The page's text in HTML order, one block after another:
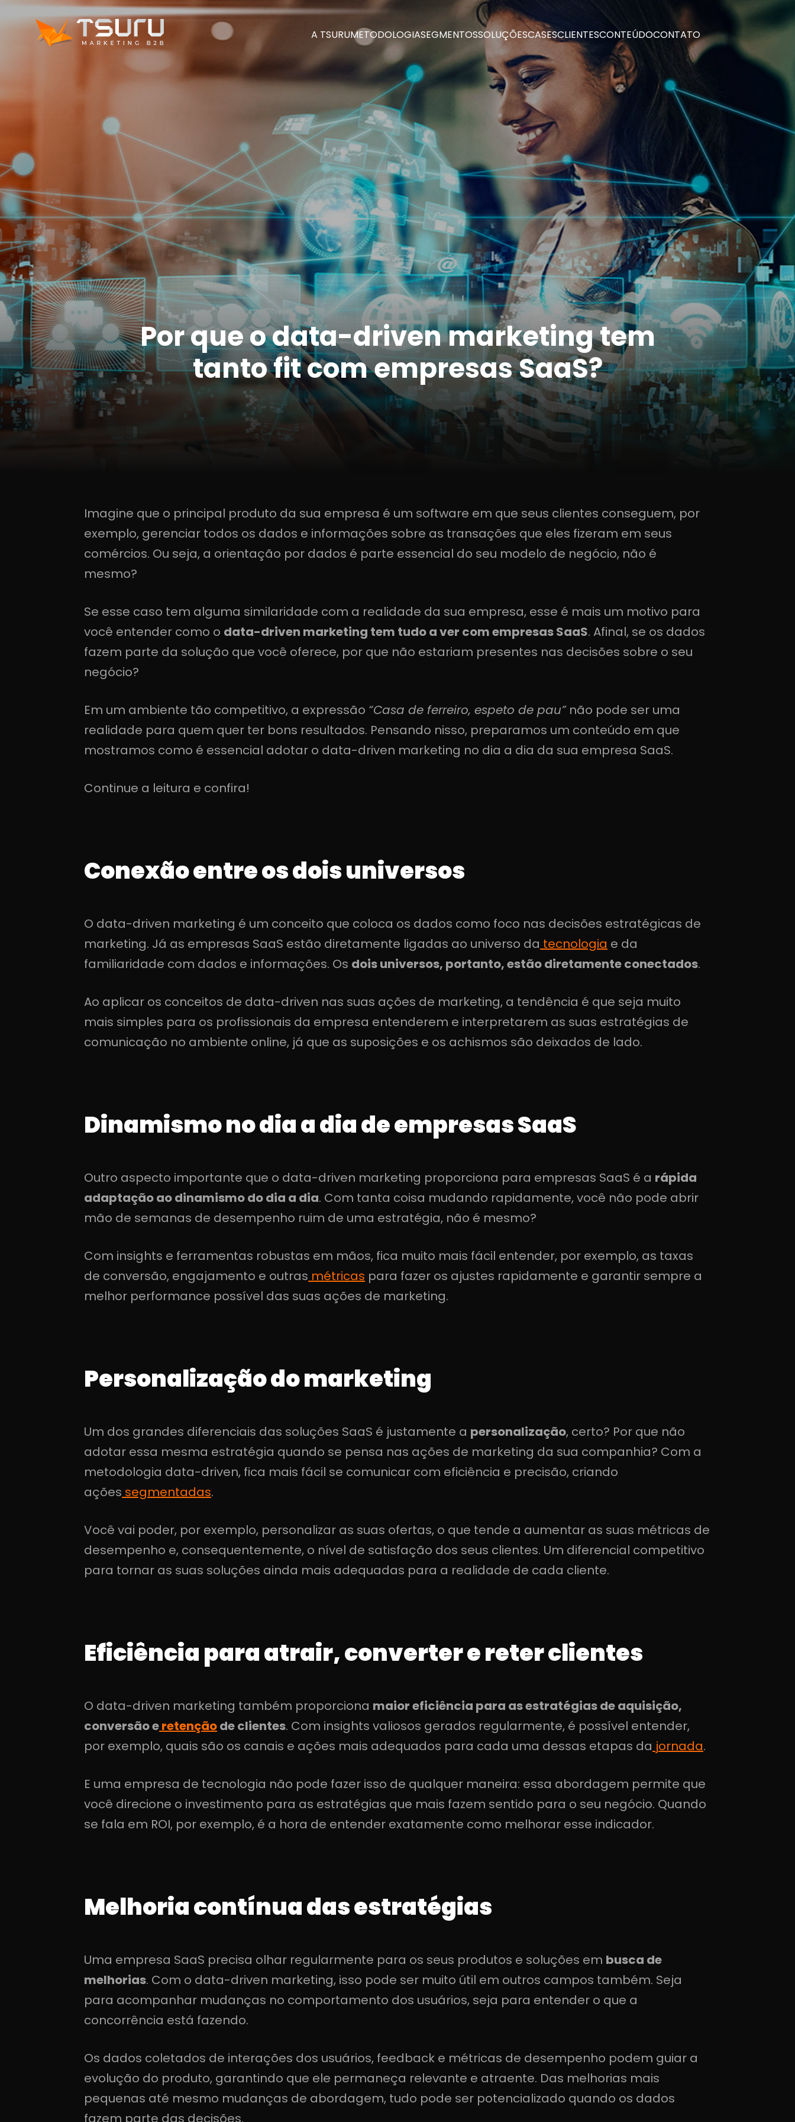
A TSURUMETODOLOGIA
METODOLOGIA
SEGMENTOS
SEGMENTOS
SOLUÇÕES
SOLUÇÕES
CASES
CASES
CLIENTES
CLIENTES
CONTEÚDO
CONTEÚDO
CONTATO
CONTATO
Por que o data-driven marketing tem
tanto fit com empresas SaaS?
Imagine que o principal produto da sua empresa é um software em que seus clientes conseguem, por
exemplo, gerenciar todos os dados e informações sobre as transações que eles fizeram em seus
comércios. Ou seja, a orientação por dados é parte essencial do seu modelo de negócio, não é
mesmo?
Se esse caso tem alguma similaridade com a realidade da sua empresa, esse é mais um motivo para
você entender como o data-driven marketing tem tudo a ver com empresas SaaS. Afinal, se os dados
fazem parte da solução que você oferece, por que não estariam presentes nas decisões sobre o seu
negócio?
Em um ambiente tão competitivo, a expressão “Casa de ferreiro, espeto de pau”não pode ser uma
realidade para quem quer ter bons resultados. Pensando nisso, preparamos um conteúdo em que
mostramos como é essencial adotar o data-driven marketing no dia a dia da sua empresa SaaS.
Continue a leitura e confira!
Conexão entre os dois universos
O data-driven marketing é um conceito que coloca os dados como foco nas decisões estratégicas de
marketing. Já as empresas SaaS estão diretamente ligadas ao universo da tecnologia e da
familiaridade com dados e informações. Os dois universos, portanto, estão diretamente conectados.
Ao aplicar os conceitos de data-driven nas suas ações de marketing, a tendência é que seja muito
mais simples para os profissionais da empresa entenderem e interpretarem as suas estratégias de
comunicação no ambiente online, já que as suposições e os achismos são deixados de lado.
Dinamismo no dia a dia de empresas SaaS
Outro aspecto importante que o data-driven marketing proporciona para empresas SaaS é a rápida
adaptação ao dinamismo do dia a dia. Com tanta coisa mudando rapidamente, você não pode abrir
mão de semanas de desempenho ruim de uma estratégia, não é mesmo?
Com insights e ferramentas robustas em mãos, fica muito mais fácil entender, por exemplo, as taxas
de conversão, engajamento e outras métricas para fazer os ajustes rapidamente e garantir sempre a
melhor performance possível das suas ações de marketing.
Personalização do marketing
Um dos grandes diferenciais das soluções SaaS é justamente a personalização, certo? Por que não
adotar essa mesma estratégia quando se pensa nas ações de marketing da sua companhia? Com a
metodologia data-driven, fica mais fácil se comunicar com eficiência e precisão, criando
ações segmentadas.
Você vai poder, por exemplo, personalizar as suas ofertas, o que tende a aumentar as suas métricas de
desempenho e, consequentemente, o nível de satisfação dos seus clientes. Um diferencial competitivo
para tornar as suas soluções ainda mais adequadas para a realidade de cada cliente.
Eficiência para atrair, converter e reter clientes
O data-driven marketing também proporciona maior eficiência para as estratégias de aquisição,
conversão eretençãode clientes. Com insights valiosos gerados regularmente, é possível entender,
por exemplo, quais são os canais e ações mais adequados para cada uma dessas etapas da jornada.
E uma empresa de tecnologia não pode fazer isso de qualquer maneira: essa abordagem permite que
você direcione o investimento para as estratégias que mais fazem sentido para o seu negócio. Quando
se fala em ROI, por exemplo, é a hora de entender exatamente como melhorar esse indicador.
Melhoria contínua das estratégias
Uma empresa SaaS precisa olhar regularmente para os seus produtos e soluções em busca de
melhorias. Com o data-driven marketing, isso pode ser muito útil em outros campos também. Seja
para acompanhar mudanças no comportamento dos usuários, seja para entender o que a
concorrência está fazendo.
Os dados coletados de interações dos usuários, feedback e métricas de desempenho podem guiar a
evolução do produto, garantindo que ele permaneça relevante e atraente. Das melhorias mais
pequenas até mesmo mudanças de abordagem, tudo pode ser potencializado quando os dados
fazem parte das decisões.